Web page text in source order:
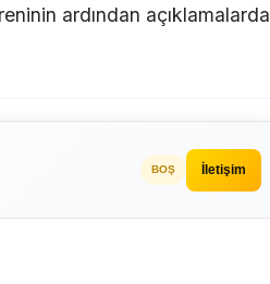
ardından açıklamalarda
BOŞ İletişim